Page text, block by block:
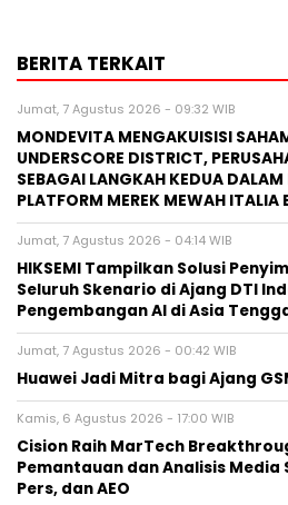
BERITA TERKAIT
Jumat, 7 Agustus 2026 - 09:32 WIB
MONDEVITA MENGAKUISISI
UNDERSCORE DISTRICT,
SEBAGAI LANGKAH KEDUA
PLATFORM MEREK MEWAH ITALIA
Jumat, 7 Agustus 2026 - 04:14 WIB
HIKSEMI Tampilkan Solusi
Seluruh Skenario di Ajang DTI
Pengembangan AI di Asia
Jumat, 7 Agustus 2026 - 00:42 WIB
Huawei Jadi Mitra bagi Ajang
Kamis, 6 Agustus 2026 - 17:00 WIB
Cision Raih MarTech
Pemantauan dan Analisis
Pers, dan AEO